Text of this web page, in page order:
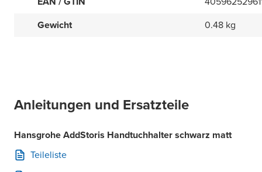
Gewicht
0.48 kg
Anleitungen und Ersatzteile
Hansgrohe AddStoris Handtuchhalter schwarz matt
Teileliste